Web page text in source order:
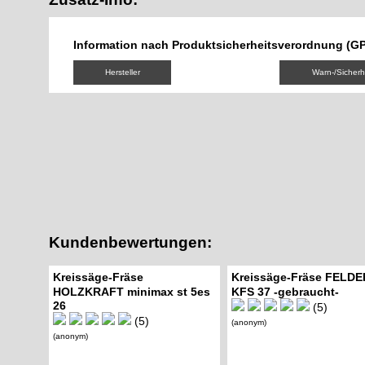
Information nach Produktsicherheitsverordnung
Hersteller Warn-/
Kundenbewertungen:
Kreissäge-Fräse
HOLZKRAFT minimax st 5es
26
(5)
(anonym)
Kreissäge-Fräse
KFS 37 -gebraucht-
(5)
(anonym)